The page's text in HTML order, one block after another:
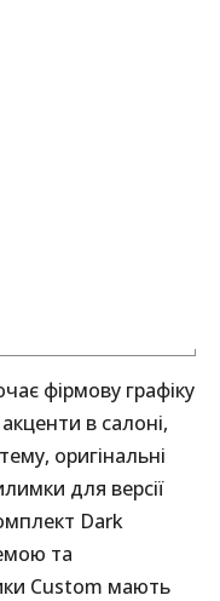
фірмову графіку
в салоні,
оригінальні
для версії
Dark
та
Custom мають